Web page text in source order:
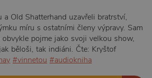
a Old Shatterhand uzavřeli bratrství,
míru s ostatními členy výpravy. Sam
pojme jako svoji velkou show,
běloši, tak indiáni. Čte: Kryštof
#vinnetou #audiokniha